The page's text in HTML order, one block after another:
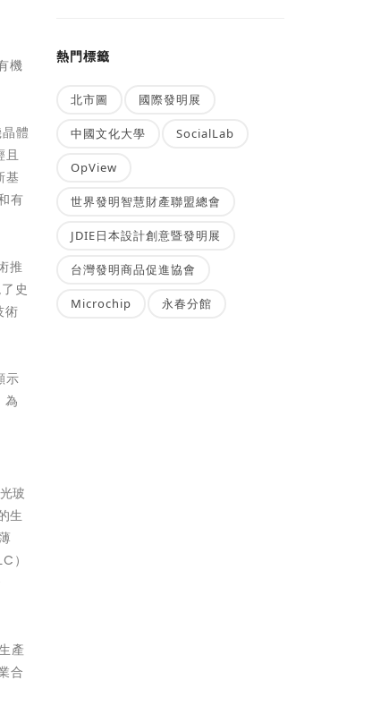
機
體
基
有
推
史
術
示
為
玻
生
）
產
合
熱門標籤
北市圖 國際發明展
中國文化大學 SocialLab
OpView
世界發明智慧財產聯盟總會
JDIE日本設計創意暨發明展
台灣發明商品促進協會
Microchip 永春分館